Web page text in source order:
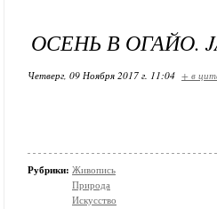
ОСЕНЬ В ОГАЙО.
Четверг, 09 Ноября 2017 г. 11:04 + в
Рубрики: Живопись
Природа
Искусство